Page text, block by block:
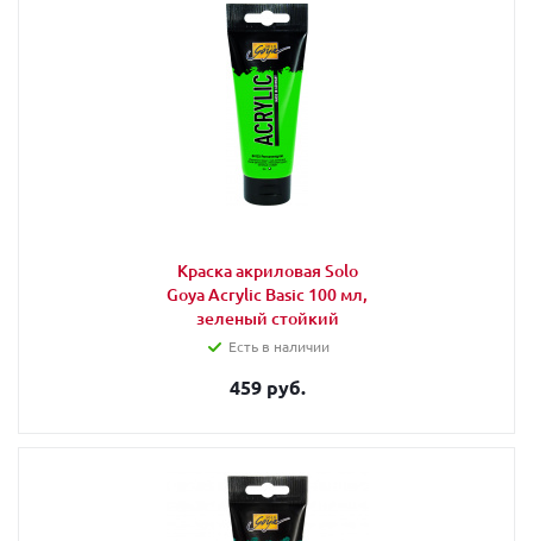
Краска акриловая Solo
Goya Acrylic Basic 100 мл,
зеленый стойкий
Есть в наличии
459 руб.